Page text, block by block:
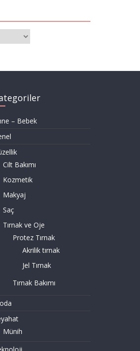
– Bebek
Cilt Bakımı
Kozmetik
Makyaj
Saç
Tırnak ve Oje
Protez Tırnak
Akrilik tırnak
Jel Tırnak
Tırnak Bakımı
Münih